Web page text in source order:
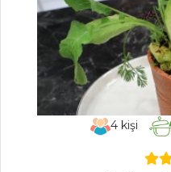
Mevsim Salata
Hurmalı Pancar
Salatası
Salatalar Tüm
Tarifleri4kişi